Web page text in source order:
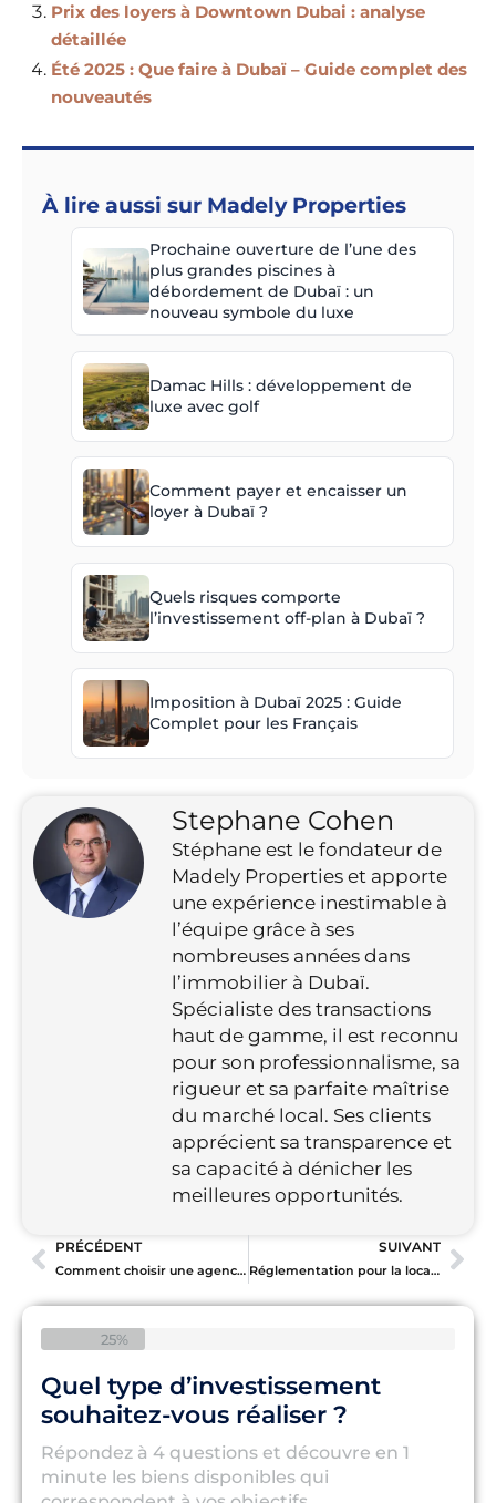
Prix des loyers à Downtown Dubai : analyse
détaillée
Été 2025 : Que faire à Dubaï – Guide complet des
nouveautés
À lire aussi sur Madely Properties
Prochaine ouverture de l’une des
plus grandes piscines à
débordement de Dubaï : un
nouveau symbole du luxe
Damac Hills : développement de
luxe avec golf
Comment payer et encaisser un
loyer à Dubaï ?
Quels risques comporte
l’investissement off-plan à Dubaï ?
Imposition à Dubaï 2025 : Guide
Complet pour les Français
Stephane Cohen
Stéphane est le fondateur de
Madely Properties et apporte
une expérience inestimable à
l’équipe grâce à ses
nombreuses années dans
l’immobilier à Dubaï.
Spécialiste des transactions
haut de gamme, il est reconnu
pour son professionnalisme, sa
rigueur et sa parfaite maîtrise
du marché local. Ses clients
apprécient sa transparence et
sa capacité à dénicher les
meilleures opportunités.
PRÉCÉDENT
Comment choisir une agence de gestion locative à Dubaï ?
SUIVANT
Réglementation pour la location saisonnière à Dubaï : ce qu’il faut savoir
25%
Quel type d’investissement
souhaitez-vous réaliser ?
Répondez à 4 questions et découvre en 1
minute les biens disponibles qui